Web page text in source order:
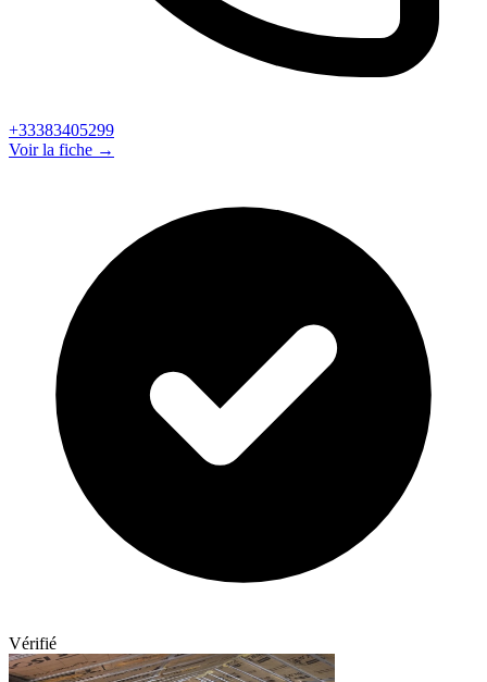
+33383405299
Voir la fiche →
Vérifié